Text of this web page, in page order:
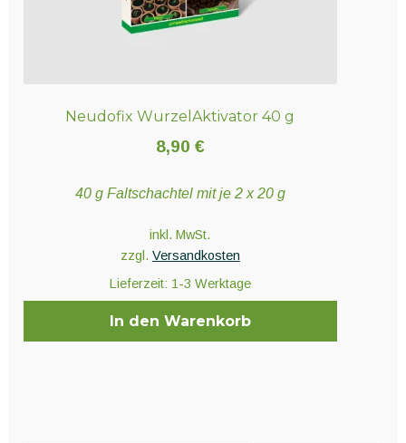
Neudofix WurzelAktivator 40 g
8,90 €
40 g Faltschachtel mit je 2 x 20 g
inkl. MwSt.
zzgl. Versandkosten
Lieferzeit: 1-3 Werktage
In den Warenkorb